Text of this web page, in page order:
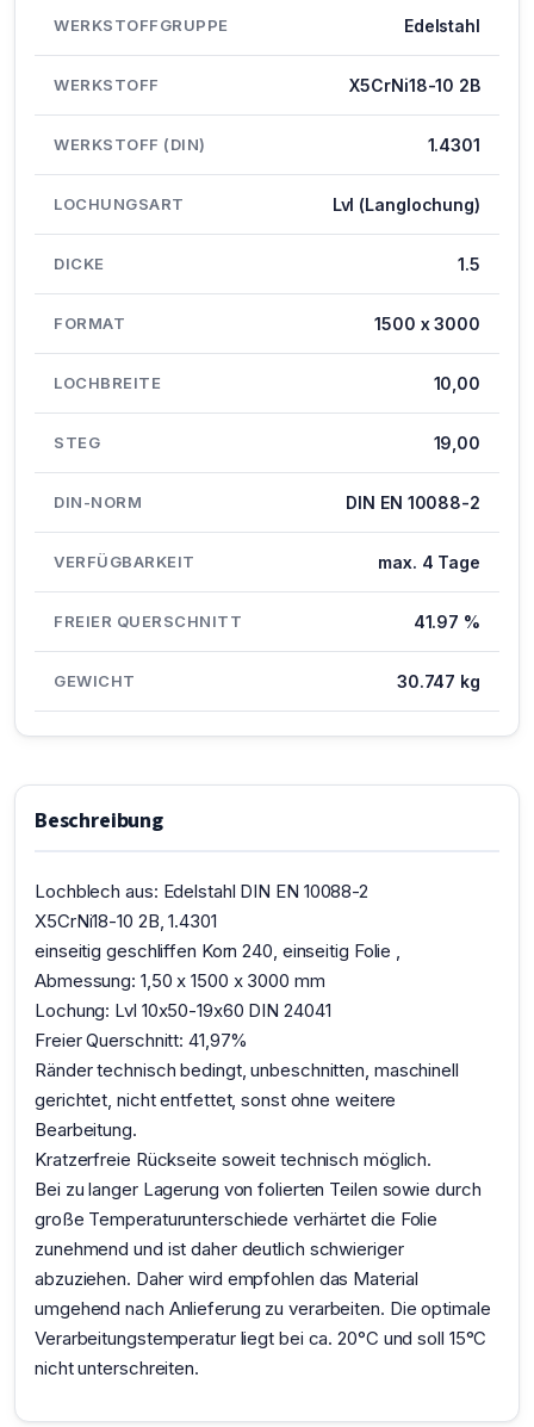
WERKSTOFFGRUPPE Edelstahl
WERKSTOFF X5CrNi18-10 2B
WERKSTOFF (DIN) 1.4301
LOCHUNGSART Lvl (Langlochung)
DICKE 1.5
FORMAT 1500 x 3000
LOCHBREITE 10,00
STEG 19,00
DIN-NORM DIN EN 10088-2
VERFÜGBARKEIT max. 4 Tage
FREIER QUERSCHNITT 41.97 %
GEWICHT 30.747 kg
Beschreibung
Lochblech aus: Edelstahl DIN EN 10088-2
X5CrNi18-10 2B, 1.4301
einseitig geschliffen Korn 240, einseitig Folie ,
Abmessung: 1,50 x 1500 x 3000 mm
Lochung: Lvl 10x50-19x60 DIN 24041
Freier Querschnitt: 41,97%
Ränder technisch bedingt, unbeschnitten, maschinell
gerichtet, nicht entfettet, sonst ohne weitere
Bearbeitung.
Kratzerfreie Rückseite soweit technisch möglich.
Bei zu langer Lagerung von folierten Teilen sowie durch
große Temperaturunterschiede verhärtet die Folie
zunehmend und ist daher deutlich schwieriger
abzuziehen. Daher wird empfohlen das Material
umgehend nach Anlieferung zu verarbeiten. Die optimale
Verarbeitungstemperatur liegt bei ca. 20°C und soll 15°C
nicht unterschreiten.